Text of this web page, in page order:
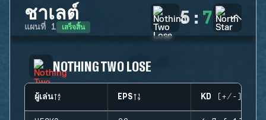
ชาเลต์
แผนที่ 1 เสร็จสิ้น 5 : 7
NOTHING TWO LOSE
ผู้เล่น EPS KD (+/-)